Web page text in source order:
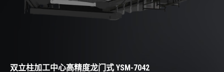
双立柱加工中心高精度龙门式 YSM-7042